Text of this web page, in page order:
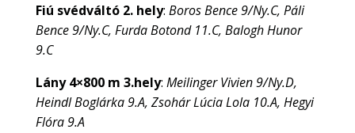
Fiú svédváltó 2. hely: Boros Bence 9/Ny.C, Páli
Bence 9/Ny.C, Furda Botond 11.C, Balogh Hunor
9.C
Lány 4×800 m 3.hely: Meilinger Vivien 9/Ny.D,
Heindl Boglárka 9.A, Zsohár Lúcia Lola 10.A, Hegyi
Flóra 9.A